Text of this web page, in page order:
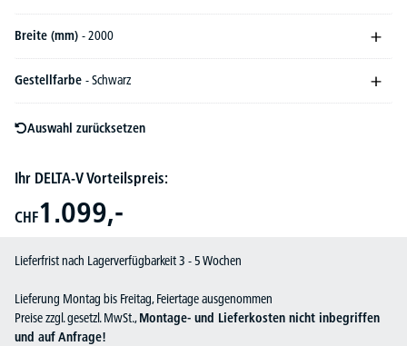
Breite (mm) - 2000
Gestellfarbe - Schwarz
Auswahl zurücksetzen
Ihr DELTA-V Vorteilspreis:
CHF1.099,-
Lieferfrist nach Lagerverfügbarkeit 3 - 5 Wochen
Lieferung Montag bis Freitag, Feiertage ausgenommen
Preise zzgl. gesetzl. MwSt.,Montage- und Lieferkosten nicht inbegriffen
und auf Anfrage!